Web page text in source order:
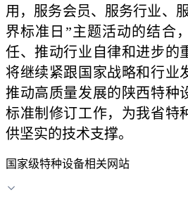
用，服务会员、服务行业、
界标准日”主题活动的结合
任、推动行业自律和进步的
将继续紧跟国家战略和行业
推动高质量发展的陕西特种
标准制修订工作，为我省特
供坚实的技术支撑。
国家级特种设备相关网站